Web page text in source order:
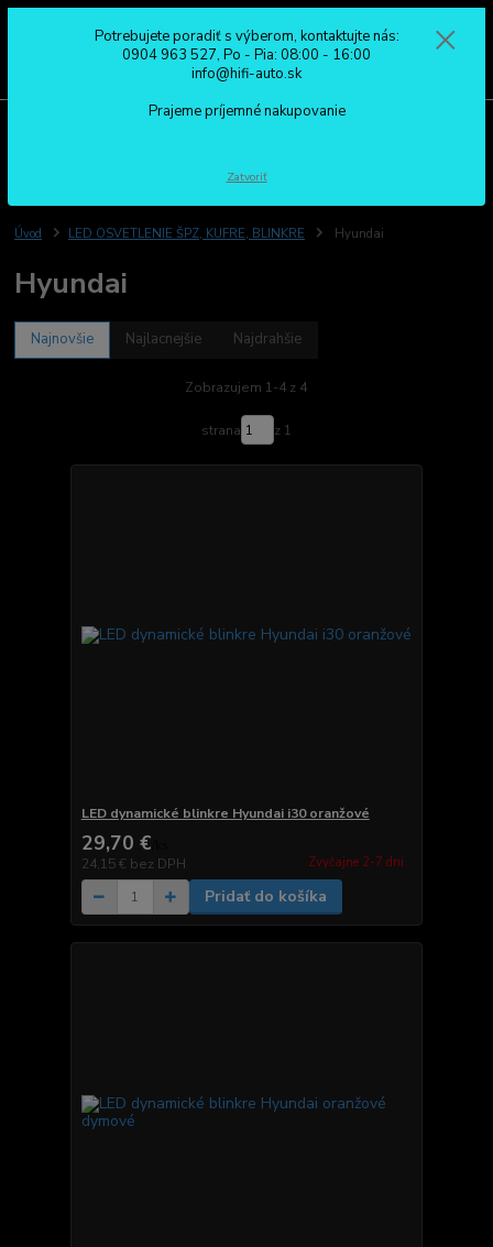
0904 963 527
Po - Pia: 08:00 - 16:00
Úvod LED OSVETLENIE ŠPZ, KUFRE, BLINKRE Hyundai
Hyundai
Najnovšie Najlacnejšie Najdrahšie
Zobrazujem 1-4 z 4
strana z 1
LED dynamické blinkre Hyundai i30 oranžové
29,70 €
24,15 € bez DPH Zvyčajne 2-7 dni.
Pridať do košíka
Potrebujete poradiť s výberom, kontaktujte nás:
0904 963 527, Po - Pia: 08:00 - 16:00
info@hifi-auto.sk
Prajeme príjemné nakupovanie
Zatvoriť